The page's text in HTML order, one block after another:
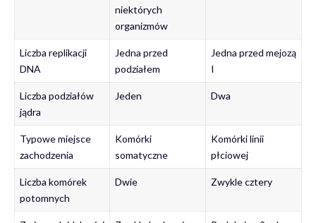
niektórych
organizmów
Liczba replikacji
DNA
Jedna przed
podziałem
Jedna przed mejozą
I
Liczba podziałów
jądra
Jeden Dwa
Typowe miejsce
zachodzenia
Komórki
somatyczne
Komórki linii
płciowej
Liczba komórek
potomnych
Dwie Zwykle cztery